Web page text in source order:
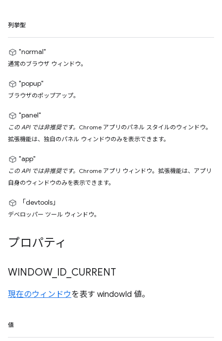
列挙型
"normal"
通常のブラウザ ウィンドウ。
"popup"
ブラウザのポップアップ。
"panel"
この API では非推奨です。 Chrome アプリのパネル スタイルのウィンドウ。
拡張機能は、独自のパネル ウィンドウのみを表示できます。
"app"
この API では非推奨です。 Chrome アプリ ウィンドウ。拡張機能は、アプリ
自身のウィンドウのみを表示できます。
「devtools」
デベロッパー ツール ウィンドウ。
プロパティ
WINDOW_ ID CURRENT
現在のウィンドウを表す windowId 値。
値